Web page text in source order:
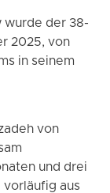
wurde der 38-
2025, von
in seinem
von
und drei
aus